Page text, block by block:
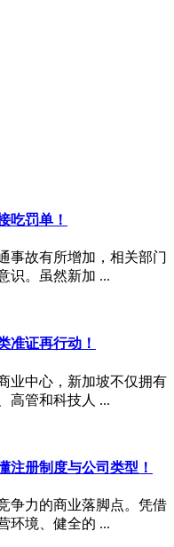
吃罚单！
事故有所增加，相关部门
识。虽然新加 ...
准证再行动！
业中心，新加坡不仅拥有
高管和科技人 ...
注册制度与公司类型！
争力的商业落脚点。凭借
环境、健全的 ...